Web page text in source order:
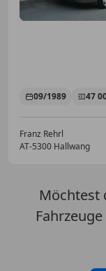
09/1989 47
Franz Rehrl
AT-5300 Hallwang
Möchtest